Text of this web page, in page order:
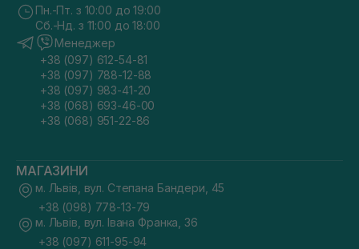
Пн.-Пт. з 10:00 до 19:00
Сб.-Нд. з 11:00 до 18:00
Менеджер
+38 (097) 612-54-81
+38 (097) 788-12-88
+38 (097) 983-41-20
+38 (068) 693-46-00
+38 (068) 951-22-86
МАГАЗИНИ
м. Львів, вул. Степана Бандери, 45
+38 (098) 778-13-79
м. Львів, вул. Івана Франка, 36
+38 (097) 611-95-94